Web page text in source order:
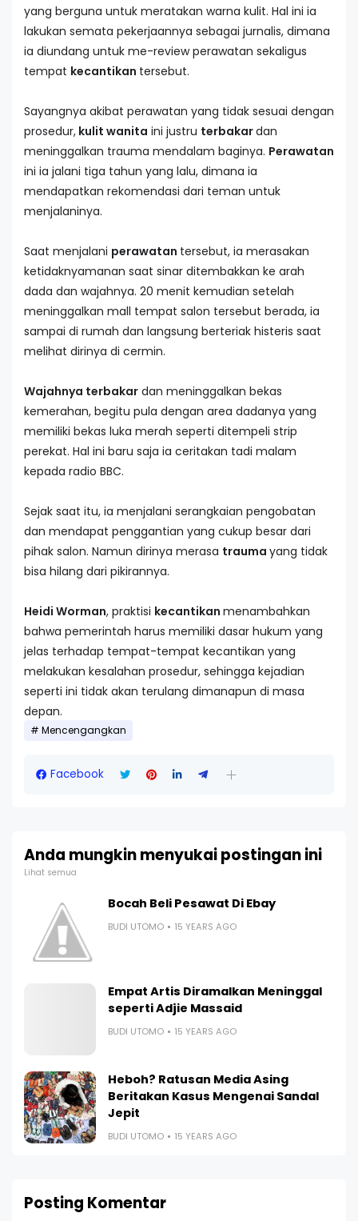
yang berguna untuk meratakan warna kulit. Hal ini ia
lakukan semata pekerjaannya sebagai jurnalis, dimana
ia diundang untuk me-review perawatan sekaligus
tempat kecantikan tersebut.
Sayangnya akibat perawatan yang tidak sesuai dengan
prosedur, kulit wanita ini justru terbakardan
meninggalkan trauma mendalam baginya. Perawatan
ini ia jalani tiga tahun yang lalu, dimana ia
mendapatkan rekomendasi dari teman untuk
menjalaninya.
Saat menjalani perawatan tersebut, ia merasakan
ketidaknyamanan saat sinar ditembakkan ke arah
dada dan wajahnya. 20 menit kemudian setelah
meninggalkan mall tempat salon tersebut berada, ia
sampai di rumah dan langsung berteriak histeris saat
melihat dirinya di cermin.
Wajahnya terbakar dan meninggalkan bekas
kemerahan, begitu pula dengan area dadanya yang
memiliki bekas luka merah seperti ditempeli strip
perekat. Hal ini baru saja ia ceritakan tadi malam
kepada radio BBC.
Sejak saat itu, ia menjalani serangkaian pengobatan
dan mendapat penggantian yang cukup besar dari
pihak salon. Namun dirinya merasa trauma yang tidak
bisa hilang dari pikirannya.
Heidi Worman, praktisi kecantikan menambahkan
bahwa pemerintah harus memiliki dasar hukum yang
jelas terhadap tempat-tempat kecantikan yang
melakukan kesalahan prosedur, sehingga kejadian
seperti ini tidak akan terulang dimanapun di masa
depan.
Mencengangkan
Facebook
Anda mungkin menyukai postingan ini
Lihat semua
Bocah Beli Pesawat Di Ebay
BUDI UTOMO 15 YEARS AGO
Empat Artis Diramalkan Meninggal
seperti Adjie Massaid
BUDI UTOMO 15 YEARS AGO
Heboh? Ratusan Media Asing
Beritakan Kasus Mengenai Sandal
Jepit
BUDI UTOMO 15 YEARS AGO
Posting Komentar